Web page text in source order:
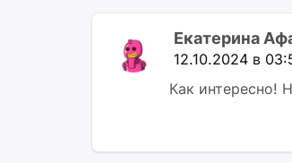
Екатерина
12.10.2024 в
Как интересно!